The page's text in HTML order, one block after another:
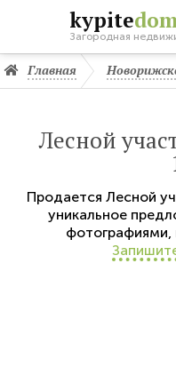
kypite
Загородная
Главная
Лесной
Продается Лесной
уникальное
фотографиями,